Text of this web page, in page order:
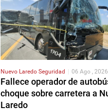
Nuevo Laredo Seguridad 06 Ago , 2026
Fallece operador de
choque sobre carretera a
Laredo